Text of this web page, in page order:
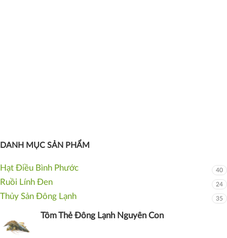
DANH MỤC SẢN PHẨM
Hạt Điều Bình Phước 40
Ruồi Lính Đen 24
Thủy Sản Đông Lạnh 35
Tôm Thẻ Đông Lạnh Nguyên Con